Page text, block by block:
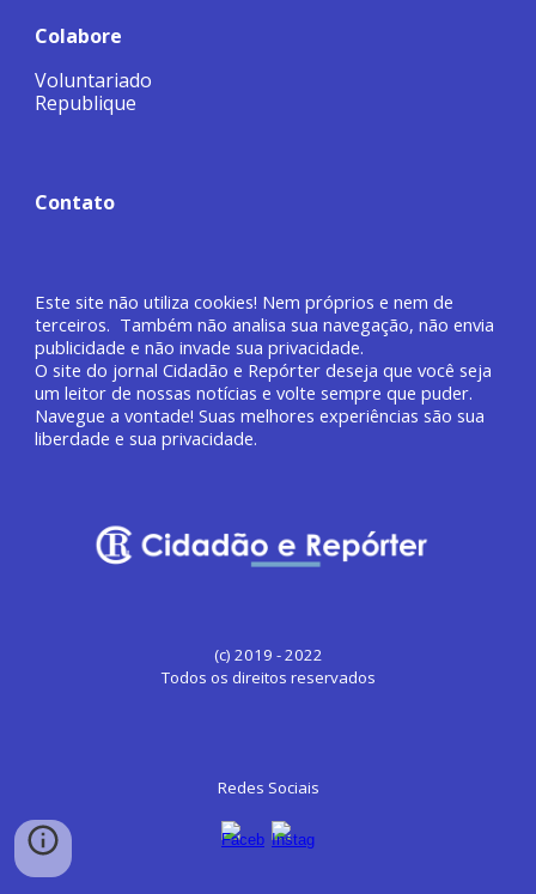
Colabore
Voluntariado
Republique
Contato
Este site não utiliza cookies! Nem próprios e nem de
terceiros. Também não analisa sua navegação, não envia
publicidade e não invade sua privacidade.
O site do jornalCidadão e Repórter deseja que você seja
um leitor de nossas notícias e volte sempre que puder.
Navegue a vontade! Suas melhores experiências são sua
liberdade e sua privacidade.
(c) 2019 - 2022
Todos os direitos reservados
Redes Sociais